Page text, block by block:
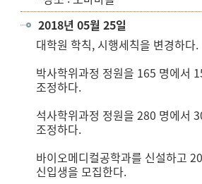
2018년 05월 25일
대학원 학칙, 시행세칙을 변경하다.
박사학위과정 정원을 165 명에서
조정하다.
석사학위과정 정원을 280 명에서
조정하다.
바이오메디컬공학과를 신설하고
신입생을 모집한다.